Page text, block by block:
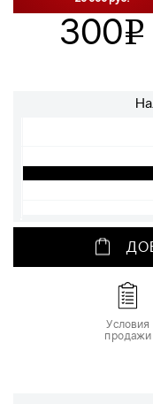
300v
Условия
продажи